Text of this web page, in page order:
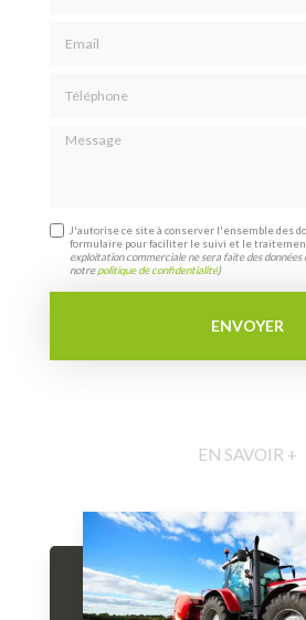
Message
J'autorise ce site à conserver l'ensemble des
formulaire pour faciliter le suivi et le
exploitation commerciale ne sera faite des données
notrepolitique de confidentialité)
EN SAVOIR +